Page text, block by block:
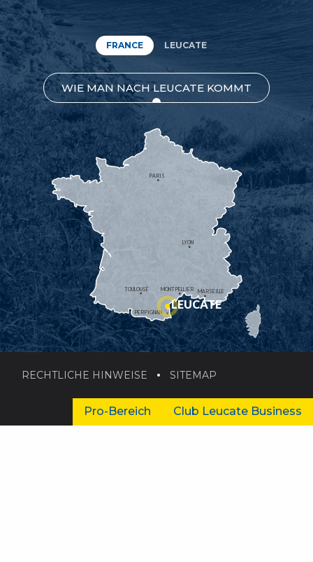
FRANCE LEUCATE
WIE MAN NACH LEUCATE KOMMT
MONTPELLIER
PERPIGNAN
MARSEILLE
TOULOUSE
LYON
PARIS
LEUCATE
RECHTLICHE HINWEISE SITEMAP
Pro-Bereich Club Leucate Business